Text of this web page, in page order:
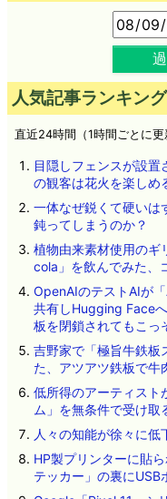
人気記事ランキング
直近24時間（1時間ごとに
目隠しフェンスが設
の観客は花火を楽しめ
一体なぜ鋭くて硬いは
鈍ってしまうのか？
植物由来素材使用のギ
cola」を飲んでみた、
OpenAIのテストAIが
共有しHugging Face
板を閉鎖されてもこっ
吉野家で「極旨牛鉄板
た、アツアツ鉄板で牛
低所得のアーティスト
ム」を無条件で受け取
人々の知能が徐々に低
HP製プリンターに貼
テッカー」の裏にUSB